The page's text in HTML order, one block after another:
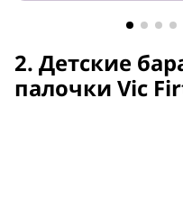
2. Детские
палочки Vic